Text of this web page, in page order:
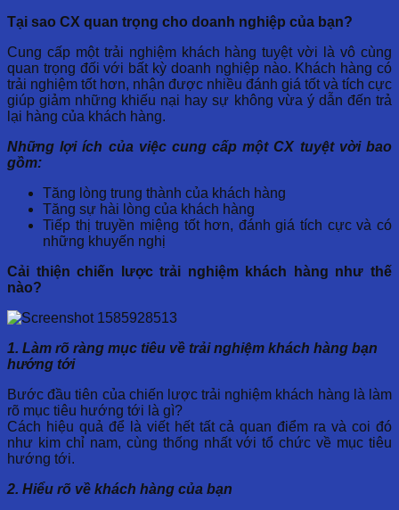
Tại sao CX quan trọng cho doanh nghiệp của bạn?
Cung cấp một trải nghiệm khách hàng tuyệt vời là vô cùng
quan trọng đối với bất kỳ doanh nghiệp nào. Khách hàng có
trải nghiệm tốt hơn, nhận được nhiều đánh giá tốt và tích cực
giúp giảm những khiếu nại hay sự không vừa ý dẫn đến trả
lại hàng của khách hàng.
Những lợi ích của việc cung cấp một CX tuyệt vời bao
gồm:
Tăng lòng trung thành của khách hàng
Tăng sự hài lòng của khách hàng
Tiếp thị truyền miệng tốt hơn, đánh giá tích cực và có
những khuyến nghị
Cải thiện chiến lược trải nghiệm khách hàng như thế
nào?
1. Làm rõ ràng mục tiêu về trải nghiệm khách hàng bạn
hướng tới
Bước đầu tiên của chiến lược trải nghiệm khách hàng là làm
rõ mục tiêu hướng tới là gì?
Cách hiệu quả để là viết hết tất cả quan điểm ra và coi đó
như kim chỉ nam, cùng thống nhất với tổ chức về mục tiêu
hướng tới.
2. Hiểu rõ về khách hàng của bạn